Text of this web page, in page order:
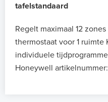
tafelstandaard
Regelt maximaal 12
thermostaat voor 1 ruimte
individuele
Honeywell